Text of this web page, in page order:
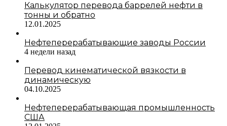
Калькулятор перевода баррелей нефти в
тонны и обратно
12.01.2025
Нефтеперерабатывающие заводы России
4 недели назад
Перевод кинематической вязкости в
динамическую
04.10.2025
Нефтеперерабатывающая промышленность
США